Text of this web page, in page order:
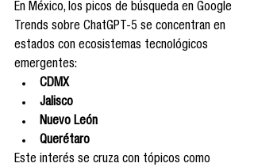
En México, los picos de búsqueda en Google
Trends sobre ChatGPT-5 se concentran en
estados con ecosistemas tecnológicos
emergentes:
CDMX
Jalisco
Nuevo León
Querétaro
Este interés se cruza con tópicos como